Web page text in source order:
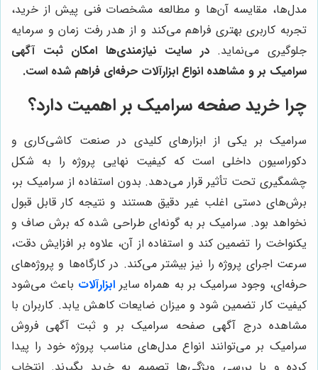
مدل‌ها، مقایسه آن‌ها و مطالعه مشخصات فنی پیش از خرید،
تجربه کاربری بهتری فراهم می‌کند و از هدر رفت زمان و سرمایه
جلوگیری می‌نماید.در سایت نیازمندی‌ها امکان ثبت آگهی
سرامیک بر و مشاهده انواع ابزارآلات حرفه‌ای فراهم شده است.
چرا خرید صفحه سرامیک بر اهمیت دارد؟
سرامیک بر یکی از ابزارهای کلیدی در صنعت کاشی‌کاری و
دکوراسیون داخلی است که کیفیت نهایی پروژه را به شکل
چشمگیری تحت تأثیر قرار می‌دهد. بدون استفاده از سرامیک بر،
برش‌های دستی اغلب غیر دقیق هستند و نتیجه کار قابل قبول
نخواهد بود. سرامیک بر به گونه‌ای طراحی شده که برش صاف و
یکنواخت را تضمین کند و استفاده از آن، علاوه بر افزایش دقت،
سرعت اجرای پروژه را نیز بیشتر می‌کند. در کارگاه‌ها و پروژه‌های
حرفه‌ای، وجود سرامیک بر به همراه سایر ابزارآلات باعث می‌شود
کیفیت کار تضمین شود و میزان ضایعات کاهش یابد. کاربران با
مشاهده درج آگهی صفحه سرامیک بر و ثبت آگهی فروش
سرامیک بر می‌توانند انواع مدل‌های مناسب پروژه خود را پیدا